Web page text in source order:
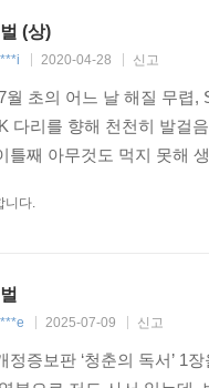
(상)
2020-04-28 신고
월 초의 어느 날 해질 무렵
다리를 향해 천천히 발걸
째 아무것도 먹지 못해 생
니다.
2025-07-09 신고
정증보판 ‘청춘의 독서’ 1